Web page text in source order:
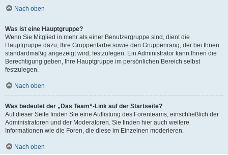
Nach oben
Was ist eine Hauptgruppe?
Wenn Sie Mitglied in mehr als einer Benutzergruppe sind, dient die
Hauptgruppe dazu, Ihre Gruppenfarbe sowie den Gruppenrang, der bei Ihnen
standardmäßig angezeigt wird, festzulegen. Ein Administrator kann Ihnen die
Berechtigung geben, Ihre Hauptgruppe im persönlichen Bereich selbst
festzulegen.
Nach oben
Was bedeutet der „Das Team“-Link auf der Startseite?
Auf dieser Seite finden Sie eine Auflistung des Forenteams, einschließlich der
Administratoren und der Moderatoren. Sie finden hier auch weitere
Informationen wie die Foren, die diese im Einzelnen moderieren.
Nach oben